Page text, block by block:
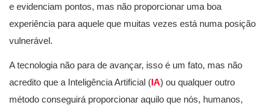
e evidenciam pontos, mas não proporcionar uma boa
experiência para aquele que muitas vezes está numa posição
vulnerável.
A tecnologia não para de avançar, isso é um fato, mas não
acredito que a Inteligência Artificial (IA) ou qualquer outro
método conseguirá proporcionar aquilo que nós, humanos,